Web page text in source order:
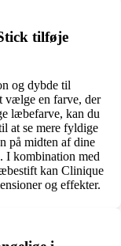
tilføje
og dybde til
vælge en farve, der
læbefarve, kan du
at se mere fyldige
på midten af dine
I kombination med
kan Clinique
og effekter.